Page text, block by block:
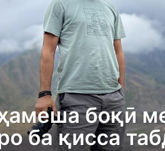
боқӣ
ба қисса